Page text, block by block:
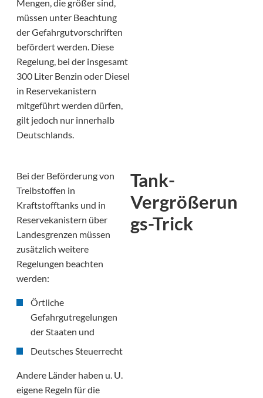
Mengen, die größer sind,
müssen unter Beachtung
der Gefahrgutvorschriften
befördert werden. Diese
Regelung, bei der insgesamt
300 Liter Benzin oder Diesel
in Reservekanistern
mitgeführt werden dürfen,
gilt jedoch nur innerhalb
Deutschlands.
Bei der Beförderung von
Treibstoffen in
Kraftstofftanks und in
Reservekanistern über
Landesgrenzen müssen
zusätzlich weitere
Regelungen beachten
werden:
Örtliche
Gefahrgutregelungen
der Staaten und
Deutsches Steuerrecht
Andere Länder haben u. U.
eigene Regeln für die
Tank-
Vergrößerun
gs-Trick